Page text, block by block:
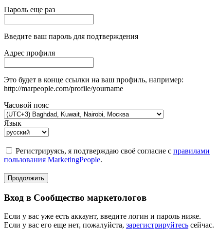
Пароль еще раз
Введите ваш пароль для подтверждения
Адрес профиля
Это будет в конце ссылки на ваш профиль, например:
http://marpeople.com/profile/yourname
Часовой пояс
Язык
Регистрируясь, я подтверждаю своё согласие с правилами
пользования MarketingPeople.
Продолжить
Вход в Сообщество маркетологов
Если у вас уже есть аккаунт, введите логин и пароль ниже.
Если у вас его еще нет, пожалуйста, зарегистрируйтесь сейчас.